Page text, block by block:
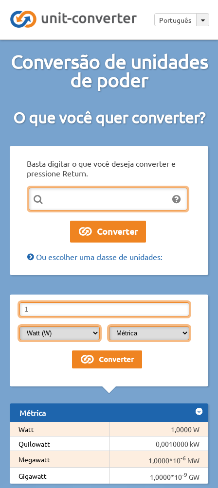
Português
Conversão de unidades
de poder
O que você quer converter?
Basta digitar o que você deseja converter e
pressione Return.
Ou escolher uma classe de unidades:
Métrica
Watt
1,0000 W
Quilowatt
0,0010000 kW
Megawatt
1,0000*10-6 MW
Gigawatt
1,0000*10-9 GW